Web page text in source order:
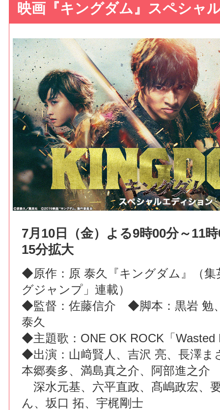
映画『キングダム』スペシャ
7月10日（金）よる9時00分～
15分拡大
◆原作：原 泰久『キングダム』（集
グジャンプ」連載）
◆監督：佐藤信介 ◆脚本：黒岩 勉
泰久
◆主題歌：ONE OK ROCK「Wasted
◆出演：山﨑賢人、吉沢 亮、長澤ま
本郷奏多、満島真之介、阿部進之介
深水元基、六平直政、髙嶋政宏、
ん、坂口 拓、宇梶剛士